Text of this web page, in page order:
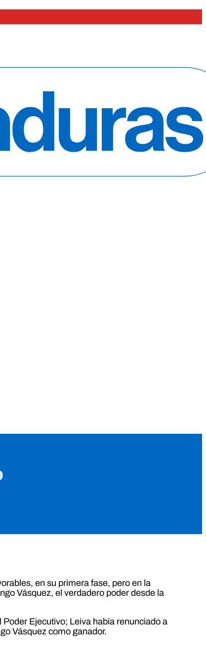
en su primera fase, pero en la
Vásquez, el verdadero poder desde la
Ejecutivo; Leiva había renunciado a
Vásquez como ganador.